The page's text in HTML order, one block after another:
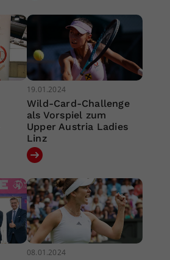
19.01.2024
Wild-Card-Challenge
als Vorspiel zum
Upper Austria Ladies
Linz
08.01.2024